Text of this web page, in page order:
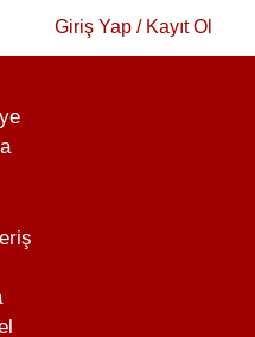
Giriş Yap / Kayıt Ol